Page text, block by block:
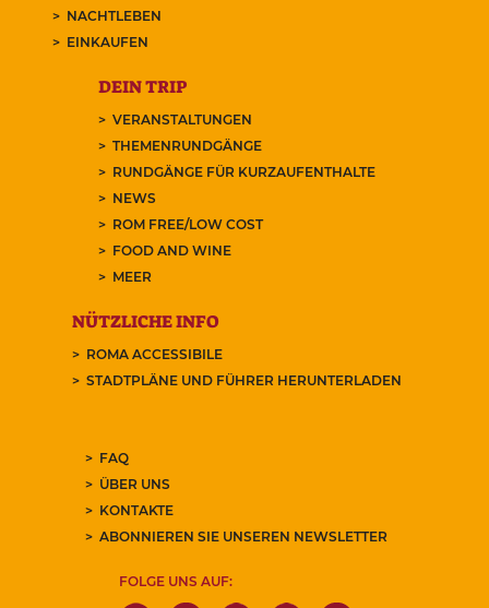
NACHTLEBEN
EINKAUFEN
DEIN TRIP
VERANSTALTUNGEN
THEMENRUNDGÄNGE
RUNDGÄNGE FÜR KURZAUFENTHALTE
NEWS
ROM FREE/LOW COST
FOOD AND WINE
MEER
NÜTZLICHE INFO
ROMA ACCESSIBILE
STADTPLÄNE UND FÜHRER HERUNTERLADEN
FAQ
ÜBER UNS
KONTAKTE
ABONNIEREN SIE UNSEREN NEWSLETTER
FOLGE UNS AUF: